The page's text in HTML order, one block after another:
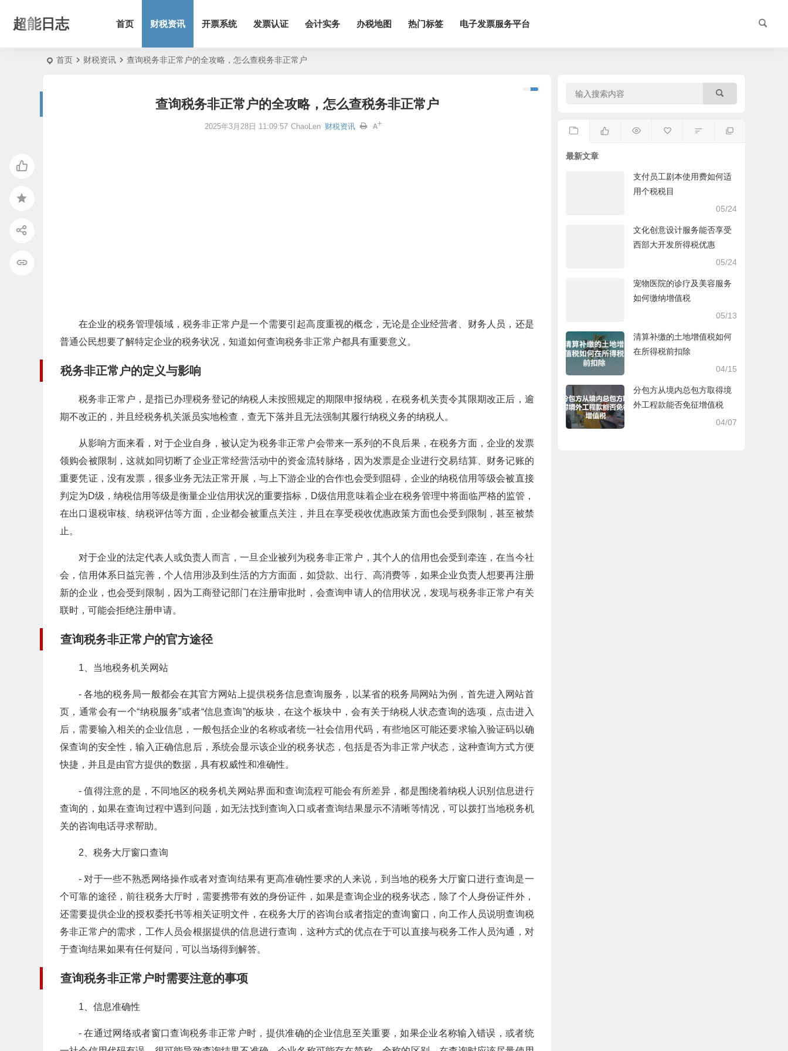
超能日志 首页 财税资讯 开票系统 发票认证 会计实务 办税地图 热门标签 电子发票服务平台
首页 财税资讯 查询税务非正常户的全攻略，怎么查税务非正常户
查询税务非正常户的全攻略，怎么查税务非正常户
2025年3月28日 11:09:57 ChaoLen 财税资讯
在企业的税务管理领域，税务非正常户是一个需要引起高度重视的概念，无论是企业经营者、财务人员，还是
普通公民想要了解特定企业的税务状况，知道如何查询税务非正常户都具有重要意义。
税务非正常户的定义与影响
税务非正常户，是指已办理税务登记的纳税人未按照规定的期限申报纳税，在税务机关责令其限期改正后，逾
期不改正的，并且经税务机关派员实地检查，查无下落并且无法强制其履行纳税义务的纳税人。
从影响方面来看，对于企业自身，被认定为税务非正常户会带来一系列的不良后果，在税务方面，企业的发票
领购会被限制，这就如同切断了企业正常经营活动中的资金流转脉络，因为发票是企业进行交易结算、财务记账的
重要凭证，没有发票，很多业务无法正常开展，与上下游企业的合作也会受到阻碍，企业的纳税信用等级会被直接
判定为D级，纳税信用等级是衡量企业信用状况的重要指标，D级信用意味着企业在税务管理中将面临严格的监管，
在出口退税审核、纳税评估等方面，企业都会被重点关注，并且在享受税收优惠政策方面也会受到限制，甚至被禁
止。
对于企业的法定代表人或负责人而言，一旦企业被列为税务非正常户，其个人的信用也会受到牵连，在当今社
会，信用体系日益完善，个人信用涉及到生活的方方面面，如贷款、出行、高消费等，如果企业负责人想要再注册
新的企业，也会受到限制，因为工商登记部门在注册审批时，会查询申请人的信用状况，发现与税务非正常户有关
联时，可能会拒绝注册申请。
查询税务非正常户的官方途径
1、当地税务机关网站
- 各地的税务局一般都会在其官方网站上提供税务信息查询服务，以某省的税务局网站为例，首先进入网站首
页，通常会有一个“纳税服务”或者“信息查询”的板块，在这个板块中，会有关于纳税人状态查询的选项，点击进入
后，需要输入相关的企业信息，一般包括企业的名称或者统一社会信用代码，有些地区可能还要求输入验证码以确
保查询的安全性，输入正确信息后，系统会显示该企业的税务状态，包括是否为非正常户状态，这种查询方式方便
快捷，并且是由官方提供的数据，具有权威性和准确性。
- 值得注意的是，不同地区的税务机关网站界面和查询流程可能会有所差异，都是围绕着纳税人识别信息进行
查询的，如果在查询过程中遇到问题，如无法找到查询入口或者查询结果显示不清晰等情况，可以拨打当地税务机
关的咨询电话寻求帮助。
2、税务大厅窗口查询
- 对于一些不熟悉网络操作或者对查询结果有更高准确性要求的人来说，到当地的税务大厅窗口进行查询是一
个可靠的途径，前往税务大厅时，需要携带有效的身份证件，如果是查询企业的税务状态，除了个人身份证件外，
还需要提供企业的授权委托书等相关证明文件，在税务大厅的咨询台或者指定的查询窗口，向工作人员说明查询税
务非正常户的需求，工作人员会根据提供的信息进行查询，这种方式的优点在于可以直接与税务工作人员沟通，对
于查询结果如果有任何疑问，可以当场得到解答。
查询税务非正常户时需要注意的事项
1、信息准确性
- 在通过网络或者窗口查询税务非正常户时，提供准确的企业信息至关重要，如果企业名称输入错误，或者统
最新文章
支付员工剧本使用费如何适
用个税税目
05/24
文化创意设计服务能否享受
西部大开发所得税优惠
05/24
宠物医院的诊疗及美容服务
如何缴纳增值税
05/13
清算补缴的土地增值税如何
在所得税前扣除
04/15
分包方从境内总包方取得境
外工程款能否免征增值税
04/07